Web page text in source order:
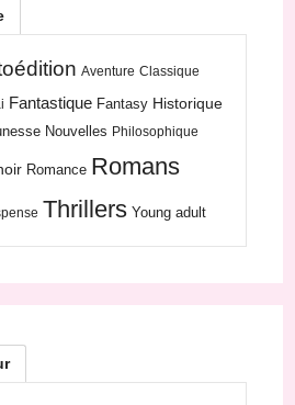
Aventure Classique
Fantastique Fantasy Historique
Nouvelles Philosophique
Romance Romans
Thrillers Young adult